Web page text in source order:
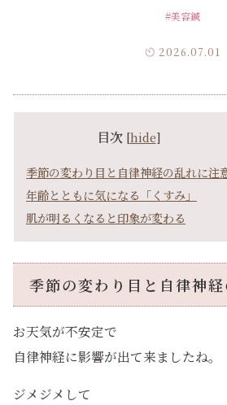
#美容鍼
2026.07.01
目次 [hide]
季節の変わり目と自律神経の乱れに注
年齢とともに気になる「くすみ」
肌が明るくなると印象が変わる
季節の変わり目と自律神
お天気が不安定で
自律神経に影響が出て来ましたね。
ジメジメして